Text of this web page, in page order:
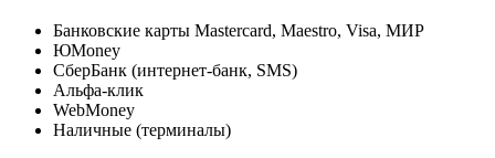
Банковские карты Mastercard, Maestro, Visa, МИР
ЮMoney
СберБанк (интернет-банк, SMS)
Альфа-клик
WebMoney
Наличные (терминалы)